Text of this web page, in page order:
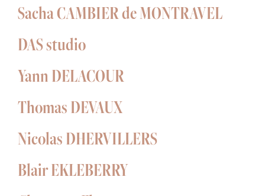
Sacha CAMBIER de MONTRAVEL
DAS studio
Yann DELACOUR
Thomas DEVAUX
Nicolas DHERVILLERS
Blair EKLEBERRY